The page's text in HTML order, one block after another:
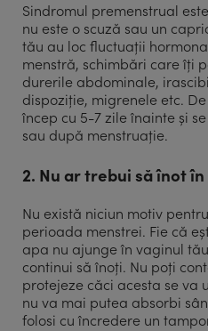
Sindromul premenstrual
nu este o scuză sau un
tău au loc fluctuații
menstră, schimbări care îți
durerile abdominale,
dispoziție, migrenele etc.
încep cu 5-7 zile înainte și
sau după menstruație.
2. Nu ar trebui să înot
Nu există niciun motiv
perioada menstrei. Fie că
apa nu ajunge în vaginul
continui să înoți. Nu poți
protejeze căci acesta se va
nu va mai putea absorbi
folosi cu încredere un